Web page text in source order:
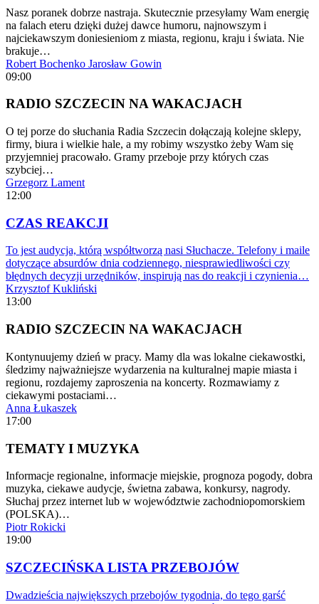
Nasz poranek dobrze nastraja. Skutecznie przesyłamy Wam energię
na falach eteru dzięki dużej dawce humoru, najnowszym i
najciekawszym doniesieniom z miasta, regionu, kraju i świata. Nie
brakuje…
Robert Bochenko Jarosław Gowin
09:00
RADIO SZCZECIN NA WAKACJACH
O tej porze do słuchania Radia Szczecin dołączają kolejne sklepy,
firmy, biura i wielkie hale, a my robimy wszystko żeby Wam się
przyjemniej pracowało. Gramy przeboje przy których czas
szybciej…
Grzegorz Lament
12:00
CZAS REAKCJI
To jest audycja, którą współtworzą nasi Słuchacze. Telefony i maile
dotyczące absurdów dnia codziennego, niesprawiedliwości czy
błędnych decyzji urzędników, inspirują nas do reakcji i czynienia…
Krzysztof Kukliński
13:00
RADIO SZCZECIN NA WAKACJACH
Kontynuujemy dzień w pracy. Mamy dla was lokalne ciekawostki,
śledzimy najważniejsze wydarzenia na kulturalnej mapie miasta i
regionu, rozdajemy zaproszenia na koncerty. Rozmawiamy z
ciekawymi postaciami…
Anna Łukaszek
17:00
TEMATY I MUZYKA
Informacje regionalne, informacje miejskie, prognoza pogody, dobra
muzyka, ciekawe audycje, świetna zabawa, konkursy, nagrody.
Słuchaj przez internet lub w województwie zachodniopomorskiem
(POLSKA)…
Piotr Rokicki
19:00
SZCZECIŃSKA LISTA PRZEBOJÓW
Dwadzieścia największych przebojów tygodnia, do tego garść